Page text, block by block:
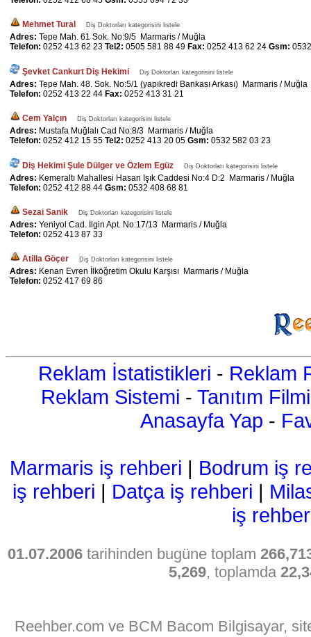
Mehmet Tural Diş Doktorları kategorisini listele
Adres: Tepe Mah. 61 Sok. No:9/5 Marmaris / Muğla
Telefon: 0252 413 62 23 Tel2: 0505 581 88 49 Fax: 0252 413 62 24 Gsm:
Şevket Cankurt Diş Hekimi Diş Doktorları kategorisini listele
Adres: Tepe Mah. 48. Sok. No:5/1 (yapıkredi Bankası Arkası) Marmaris / Muğla
Telefon: 0252 413 22 44 Fax: 0252 413 31 21
Cem Yalçın Diş Doktorları kategorisini listele
Adres: Mustafa Muğlalı Cad No:8/3 Marmaris / Muğla
Telefon: 0252 412 15 55 Tel2: 0252 413 20 05 Gsm: 0532 582 03 23
Diş Hekimi Şule Dülger ve Özlem Egüz Diş Doktorları kategorisini listele
Adres: Kemeraltı Mahallesi Hasan Işık Caddesi No:4 D:2 Marmaris / Muğla
Telefon: 0252 412 88 44 Gsm: 0532 408 68 81
Sezai Sanik Diş Doktorları kategorisini listele
Adres: Yeniyol Cad. İlgin Apt. No:17/13 Marmaris / Muğla
Telefon: 0252 413 87 33
Atilla Göçer Diş Doktorları kategorisini listele
Adres: Kenan Evren İlköğretim Okulu Karşısı Marmaris / Muğla
Telefon: 0252 417 69 86
Reklam İstatistikleri - Reklam
Reklam Sistemi - Tanıtım Filmi
Anasayfa Yap -
Marmaris iş rehberi | Bodrum iş
iş rehberi | Datça iş rehberi |
iş
01.07.2006 tarihinden bugüne toplam
5,269, toplamda
Reehber.com ve BCM Bacom Bilgisayar,